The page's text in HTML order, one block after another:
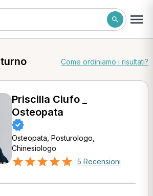
Come ordiniamo i risultati?
Priscilla Ciufo _
Osteopata
Osteopata, Posturologo,
Chinesiologo
5 Recensioni